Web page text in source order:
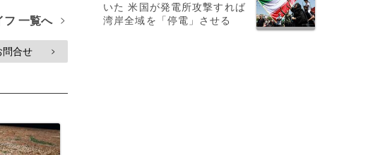
フ 一覧へ >
問合せ >
いた 米国が発電所攻撃すれば
湾岸全域を「停電」させる